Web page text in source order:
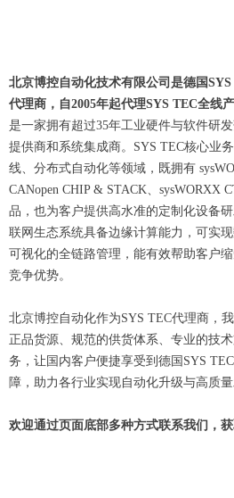
北京博控自动化技术有限公司是德国
代理商，自2005年起代理SYS TEC全线产
是一家拥有超过35年工业硬件与软件研
提供商和系统集成商。SYS TEC核心业
线、分布式自动化等领域，既拥有
CANopen CHIP & STACK、sysWORXX
品，也为客户提供高水准的定制化设备
联网生态系统具备边缘计算能力，可实
可视化的全链路管理，能有效帮助客户
竞争优势。
北京博控自动化作为SYS TEC代理商，
正品货源、规范的供货体系、专业的技
务，让国内客户便捷享受到德国SYS
障，助力各行业实现自动化升级与高质量
欢迎通过页面底部多种方式联系我们，